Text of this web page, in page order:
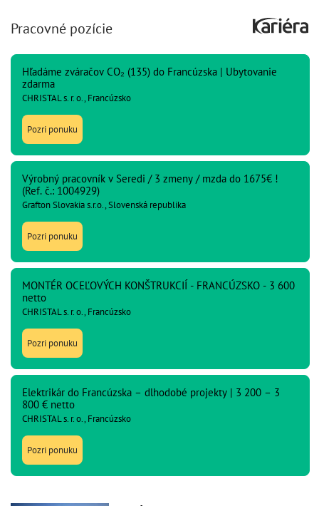
Pracovné pozície
Hľadáme zváračov CO₂ (135) do Francúzska | Ubytovanie
zdarma
CHRISTAL s. r. o., Francúzsko
Pozri ponuku
Výrobný pracovník v Seredi / 3 zmeny / mzda do 1675€ !
(Ref. č.: 1004929)
Grafton Slovakia s.r.o., Slovenská republika
Pozri ponuku
MONTÉR OCEĽOVÝCH KONŠTRUKCIÍ - FRANCÚZSKO - 3 600
netto
CHRISTAL s. r. o., Francúzsko
Pozri ponuku
Elektrikár do Francúzska – dlhodobé projekty | 3 200 – 3
800 € netto
CHRISTAL s. r. o., Francúzsko
Pozri ponuku